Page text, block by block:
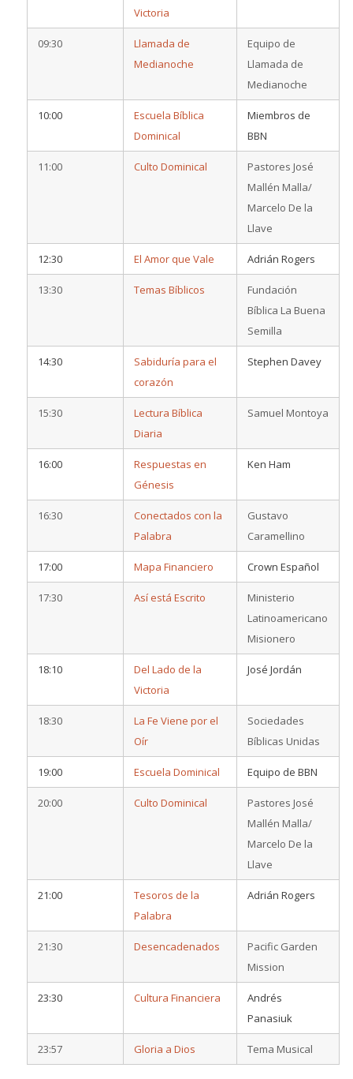
Victoria
09:30
Llamada de
Medianoche
Equipo de
Llamada de
Medianoche
10:00
Escuela Bíblica
Dominical
Miembros de
BBN
11:00 Culto Dominical
Pastores José
Mallén Malla/
Marcelo De la
Llave
12:30 El Amor que Vale Adrián Rogers
13:30 Temas Bíblicos
Fundación
Bíblica La Buena
Semilla
14:30
Sabiduría para el
corazón
Stephen Davey
15:30
Lectura Bíblica
Diaria
Samuel Montoya
16:00
Respuestas en
Génesis
Ken Ham
16:30
Conectados con la
Palabra
Gustavo
Caramellino
17:00 Mapa Financiero Crown Español
17:30 Así está Escrito
Ministerio
Latinoamericano
Misionero
18:10
Del Lado de la
Victoria
José Jordán
18:30
La Fe Viene por el
Oír
Sociedades
Bíblicas Unidas
19:00 Escuela Dominical Equipo de BBN
20:00 Culto Dominical
Pastores José
Mallén Malla/
Marcelo De la
Llave
21:00
Tesoros de la
Palabra
Adrián Rogers
21:30 Desencadenados
Pacific Garden
Mission
23:30 Cultura Financiera
Andrés
Panasiuk
23:57 Gloria a Dios Tema Musical